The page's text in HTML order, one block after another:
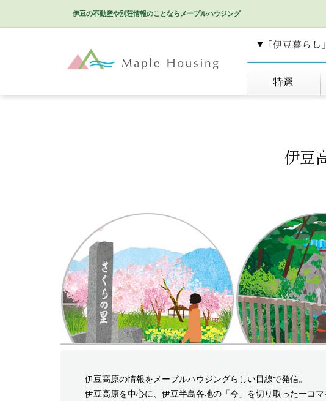
伊豆の不動産や別荘情報のことなら メープルハウジング
伊豆
伊豆高原の情報をメープルハウジングらしい目線で発信。
伊豆高原を中心に、伊豆半島各地の「今」を切り取った一コマ